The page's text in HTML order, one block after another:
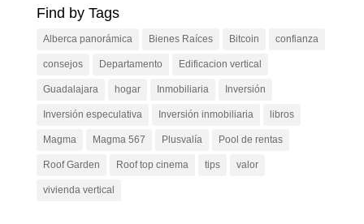
Find by Tags
Alberca panorámica Bienes Raíces Bitcoin confianza
consejos Departamento Edificacion vertical
Guadalajara hogar Inmobiliaria Inversión
Inversión especulativa Inversión inmobiliaria libros
Magma Magma 567 Plusvalía Pool de rentas
Roof Garden Roof top cinema tips valor
vivienda vertical